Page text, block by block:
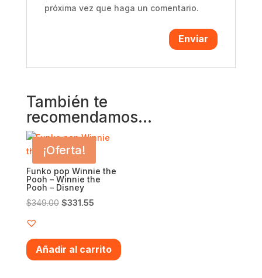
próxima vez que haga un comentario.
También te
recomendamos…
¡Oferta!
Funko pop Winnie the
Pooh – Winnie the
Pooh – Disney
$349.00 Original
$331.55Current
$331.55.
Añadir al carrito